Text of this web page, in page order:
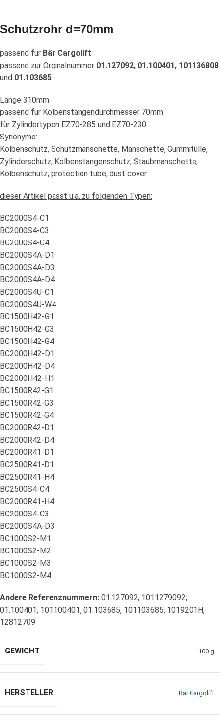
Schutzrohr d=70mm
passend für Bär Cargolift
passend zur Orginalnummer 01.127092, 01.100401, 101136808
und 01.103685
Länge 310mm
passend für Kolbenstangendurchmesser 70mm
für Zylindertypen EZ70-285 und EZ70-230
Synonyme:
Kolbenschutz, Schutzmanschette, Manschette, Gummitülle,
Zylinderschutz, Kolbenstangenschutz, Staubmanschette,
Kolbenschutz, protection tube, dust cover
dieser Artikel passt u.a. zu folgenden Typen:
BC2000S4-C1
BC2000S4-C3
BC2000S4-C4
BC2000S4A-D1
BC2000S4A-D3
BC2000S4A-D4
BC2000S4U-C1
BC2000S4U-W4
BC1500H42-G1
BC1500H42-G3
BC1500H42-G4
BC2000H42-D1
BC2000H42-D4
BC2000H42-H1
BC1500R42-G1
BC1500R42-G3
BC1500R42-G4
BC2000R42-D1
BC2000R42-D4
BC2000R41-D1
BC2500R41-D1
BC2500R41-H4
BC2500S4-C4
BC2000R41-H4
BC2000S4-C3
BC2000S4A-D3
BC1000S2-M1
BC1000S2-M2
BC1000S2-M3
BC1000S2-M4
Andere Referenznummern: 01.127092, 1011279092,
01.100401, 101100401, 01.103685, 101103685, 1019201H,
12812709
GEWICHT 100 g
HERSTELLER Bär Cargolift